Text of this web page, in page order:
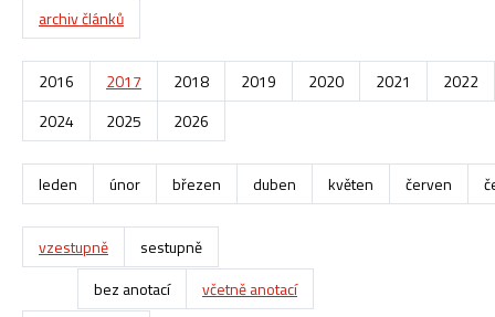
archiv článků
2016 2017 2018 2019 2020 2021
2022
2024
2025 2026
leden únor březen duben květen červen
vzestupně
sestupně
bez anotací
včetně anotací